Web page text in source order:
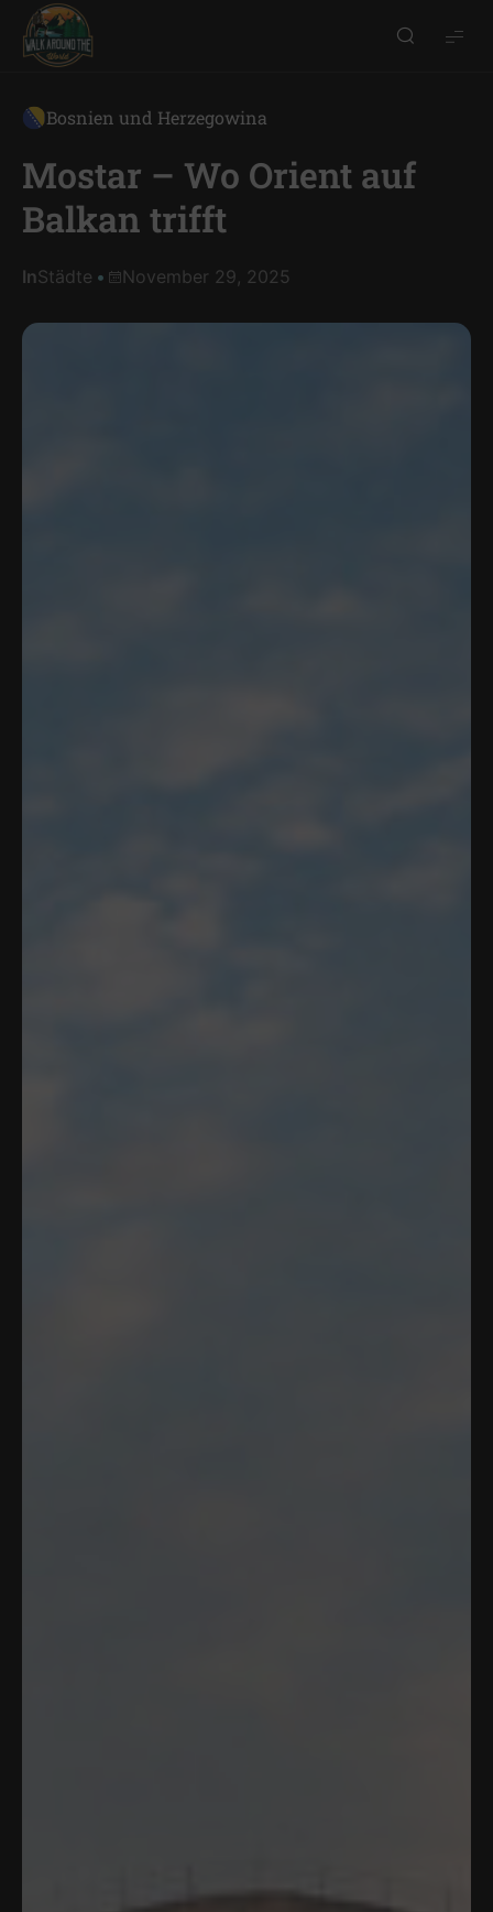
Walk
the
world
Bosnien und Herzegowina
Mostar – Wo Orient auf
Balkan trifft
InStädte November 29, 2025